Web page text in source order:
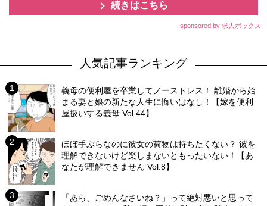
続きはこちら
sponsored by 求人ボックス
人気記事ランキング
義母の便利屋を卒業してノーストレス！ 離婚から始
まる妻と娘の新たな人生に悔いはなし！【嫁を便利
屋扱いする義母 Vol.44】
ほぼ手ぶらなのに彼女の荷物は持ちたくない？ 彼を
理解できないけど楽しまないともったいない！【あ
なたが理解できません Vol.8】
「あら、ごめんなさいね？」って絶対悪いと思って